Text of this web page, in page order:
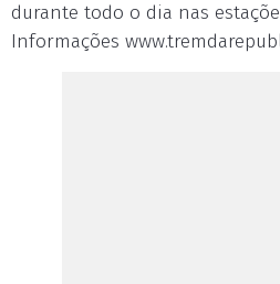
durante todo o dia nas
Informações